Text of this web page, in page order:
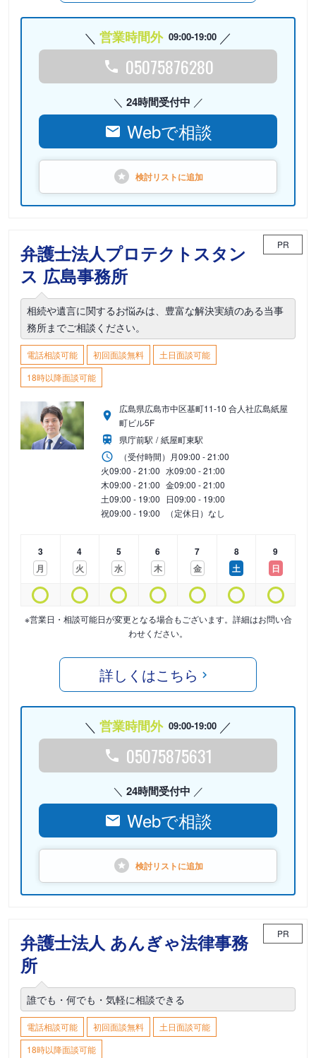
営業時間外 09:00-19:00
05075876280
24時間受付中
Webで相談
検討リストに追加
弁護士法人プロテクトスタン
ス 広島事務所
PR
相続や遺言に関するお悩みは、豊富な解決実績のある当事
務所までご相談ください。
電話相談可能 初回面談無料
土日面談可能
18時以降面談可能
広島県広島市中区基町11-10 合人社広島紙屋
町ビル5F
県庁前駅
紙屋町東駅
（受付時間） 月09:00 - 21:00
火09:00 - 21:00 水09:00 - 21:00
木09:00 - 21:00 金09:00 - 21:00
土09:00 - 19:00 日09:00 - 19:00
祝09:00 - 19:00 （定休日）なし
3
月
4
火
5
水
6
木
7
金
8
土
9
日
※営業日・相談可能日が変更となる場合もございます。詳細はお問い合
わせください。
詳しくはこちら
営業時間外 09:00-19:00
05075875631
24時間受付中
Webで相談
検討リストに追加
弁護士法人 あんぎゃ法律事務
所
PR
誰でも・何でも・気軽に相談できる
電話相談可能 初回面談無料
土日面談可能
18時以降面談可能